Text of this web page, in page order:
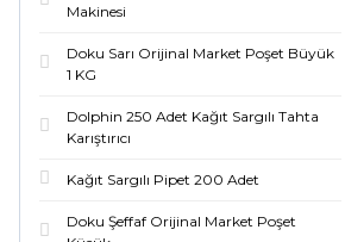
Makinesi
Doku Sarı Orijinal Market Poşet Büyük
1 KG
Dolphin 250 Adet Kağıt Sargılı Tahta
Karıştırıcı
Kağıt Sargılı Pipet 200 Adet
Doku Şeffaf Orijinal Market Poşet